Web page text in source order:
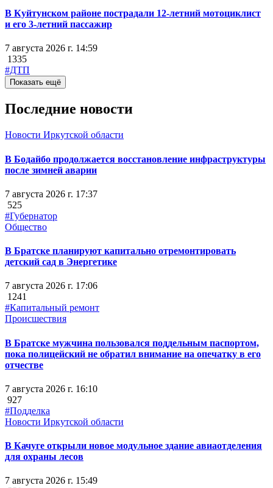
В Куйтунском районе пострадали 12-летний мотоциклист
и его 3-летний пассажир
7 августа 2026 г. 14:59
1335
#ДТП
Показать ещё
Последние новости
Новости Иркутской области
В Бодайбо продолжается восстановление инфраструктуры
после зимней аварии
7 августа 2026 г. 17:37
525
#Губернатор
Общество
В Братске планируют капитально отремонтировать
детский сад в Энергетике
7 августа 2026 г. 17:06
1241
#Капитальный ремонт
Происшествия
В Братске мужчина пользовался поддельным паспортом,
пока полицейский не обратил внимание на опечатку в его
отчестве
7 августа 2026 г. 16:10
927
#Подделка
Новости Иркутской области
В Качуге открыли новое модульное здание авиаотделения
для охраны лесов
7 августа 2026 г. 15:49